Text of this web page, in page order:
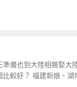
準備也到大陸相親娶大
較好？ 福建新娘、湖